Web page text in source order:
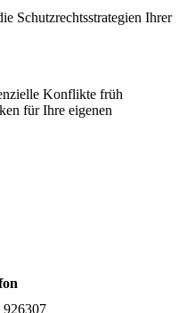
Schutzrechtsstrategien Ihrer
Konflikte früh
für Ihre eigenen